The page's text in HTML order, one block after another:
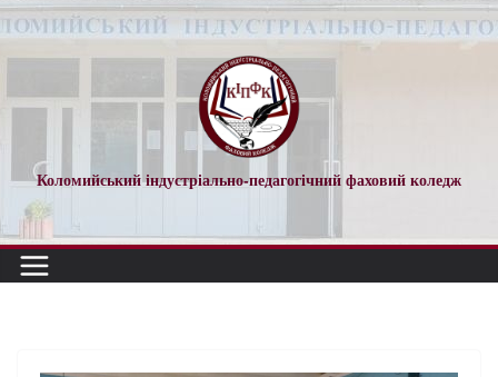
Перейти
до
Коломийський індустріально-педагогічний фаховий коледж